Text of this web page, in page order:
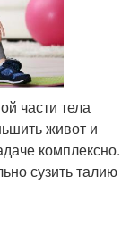
части тела
живот и
комплексно.
сузить талию